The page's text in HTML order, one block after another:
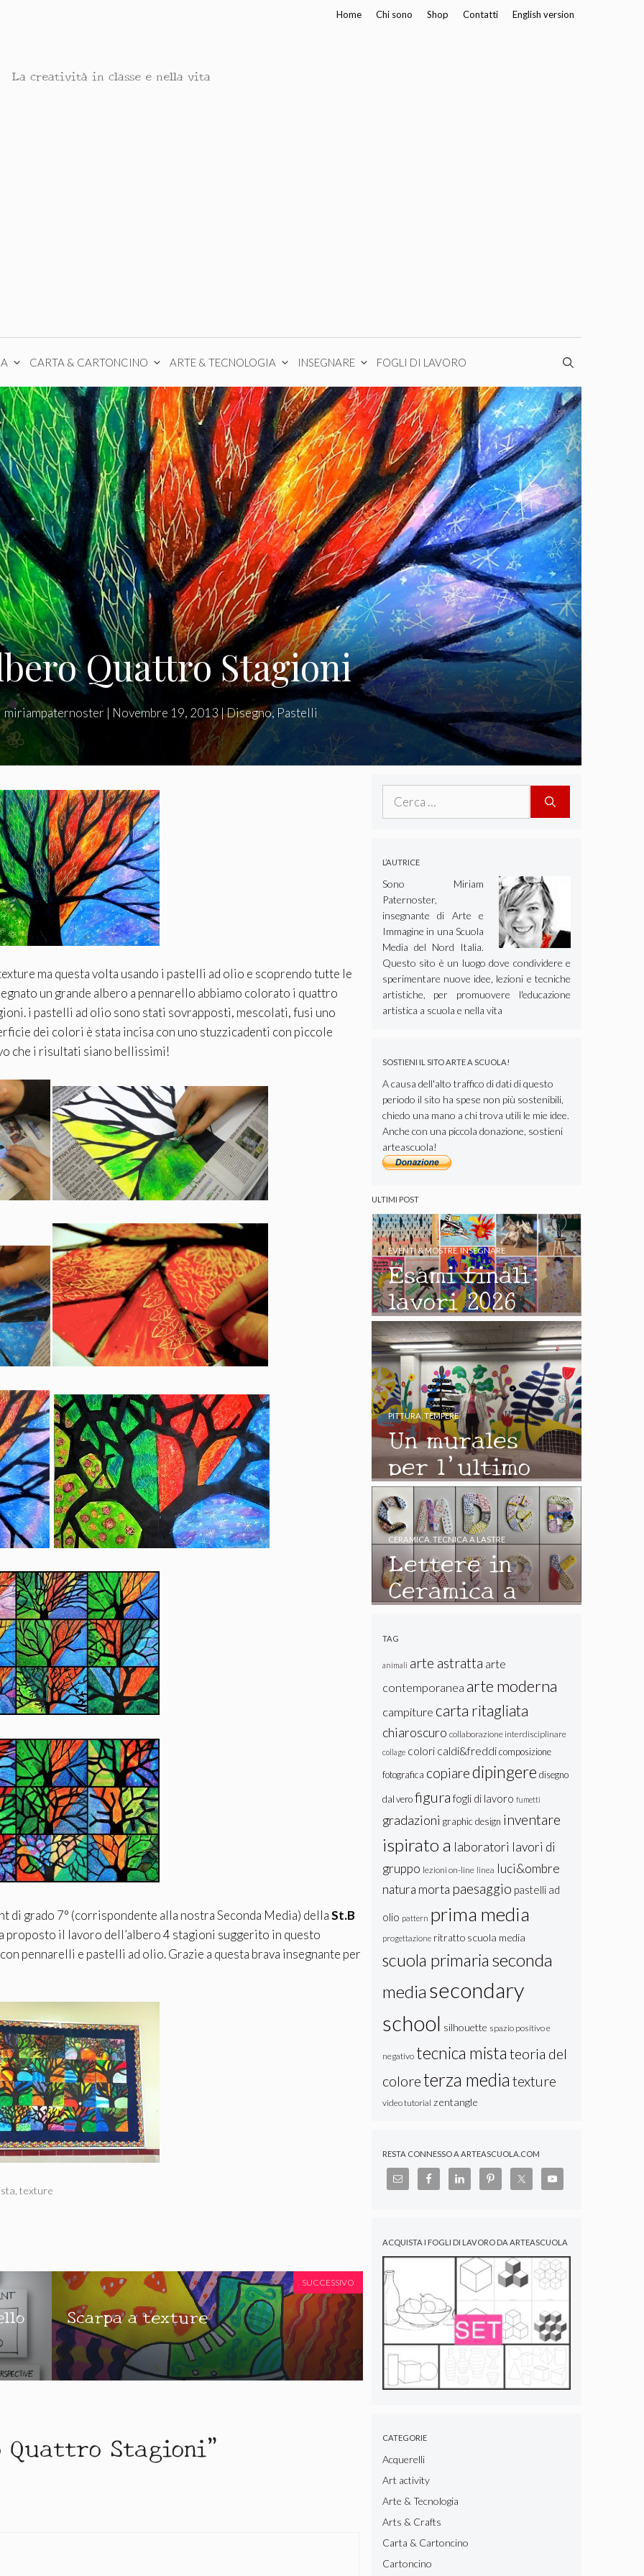
Home Chi sono Shop Contatti English version
La creatività in classe e nella vita
CARTA & CARTONCINO ARTE & TECNOLOGIA INSEGNARE FOGLI DI LAVORO
Quattro Stagioni
miriampaternoster | Novembre 19, 2013|Disegno, Pastelli
ma questa volta usando i pastelli ad olio e scoprendo tutte le
un grande albero a pennarello abbiamo colorato i quattro
i pastelli ad olio sono stati sovrapposti, mescolati, fusi uno
dei colori è stata incisa con uno stuzzicadenti con piccole
che i risultati siano bellissimi!
grado 7° (corrispondente alla nostra Seconda Media) dellaSt.B
proposto il lavoro dell’albero 4 stagioni suggerito in questo
pennarelli e pastelli ad olio. Grazie a questa brava insegnante per
,texture
Scarpa a texture
SUCCESSIVO
Quattro Stagioni”
per:
L’AUTRICE
Sono Miriam
Paternoster,
insegnante di Arte e
Immagine in una Scuola
Media del Nord Italia.
Questo sito è un luogo dove condividere e
sperimentare nuove idee, lezioni e tecniche
artistiche, per promuovere l'educazione
artistica a scuola e nella vita
SOSTIENI IL SITO ARTE A SCUOLA!
A causa dell'alto traffico di dati di questo
periodo il sito ha spese non più sostenibili,
chiedo una mano a chi trova utili le mie idee.
Anche con una piccola donazione, sostieni
arteascuola!
ULTIMI POST
Esami finali:
lavori 2026
EVENTI & MOSTRE, INSEGNARE
Un murales
per l’ultimo
giorno di
scuola
PITTURA TEMPERE
Lettere in
Ceramica a
Lastra:
Texture e
Colore
CERAMICA TECNICA A LASTRE
TAG
animali arte astratta arte
contemporanea arte moderna
campiture carta ritagliata
chiaroscuro collaborazione interdisciplinare
collage colori caldi&freddi composizione
fotografica copiaredipingere disegno
dal vero figura fogli di lavoro fumetti
gradazioni graphic design inventare
ispirato a laboratori lavori di
gruppo lezioni on-line linea luci&ombre
natura morta paesaggio pastelli ad
olio pattern prima media
progettazione ritratto scuola media
scuola primaria seconda
media secondary
school silhouette spazio positivo e
negativo tecnica mista teoria del
coloreterza media texture
video tutorial zentangle
RESTA CONNESSO A ARTEASCUOLA.COM
ACQUISTA I FOGLI DI LAVORO DA ARTEASCUOLA
CATEGORIE
Acquerelli
Art activity
Arte & Tecnologia
Arts & Crafts
Carta & Cartoncino
Cartoncino